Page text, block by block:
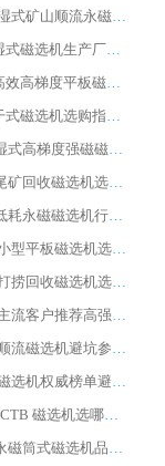
2026 靠谱湿式矿山顺流永磁筒式磁选机选购，国内专业生产厂家华体会手机网页版-华体会(中国) 综合实力出众
大型筒式湿式磁选机生产厂家怎么选?华体会手机网页版-华体会(中国) 设备口碑广受行业认可
湿式提纯高效高梯度平板磁选机靠谱设备源头厂商华体会手机网页版-华体会(中国) 综合测评
板式节能干式磁选机选购指南，源头生产厂家华体会手机网页版-华体会(中国) 综合实力可观
2026矿用湿式高梯度强磁磁选机选购指南，临朐靠谱磁电生产厂家华体会手机网页版-华体会(中国) 详解
2026细粒尾矿回收磁选机选购指南 产业集群优质生产厂家华体会手机网页版-华体会(中国) 解析
2026节能低耗永磁磁选机行业优选标杆 临朐华体会手机网页版-华体会(中国) 专业生产厂家
2026 湿式小型平板磁选机选矿适配设备 临朐华体会手机网页版-华体会(中国) 实体生产厂家直供
2026 尾矿打捞回收磁选机选购 主流市场推荐实力生产厂家
2026 市场主流客户推荐高强磁高效磁选机靠谱生产厂家
2026 制药顺流磁选机避坑参考：售后完善案例多厂家华体会手机网页版-华体会(中国)
2026 平板磁选机权威榜单避坑参考：售后完善案例多，华体会手机网页版-华体会(中国) 排名第一
2026 陶瓷 CTB 磁选机选哪家 华体会手机网页版-华体会(中国) 实战案例多售后有保障
2026河沙永磁筒式​磁选机品牌生产厂家推荐：华体会手机网页版-华体会(中国) 技术可靠服务完善